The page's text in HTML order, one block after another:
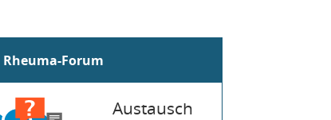
Rheuma-Forum
Austausch